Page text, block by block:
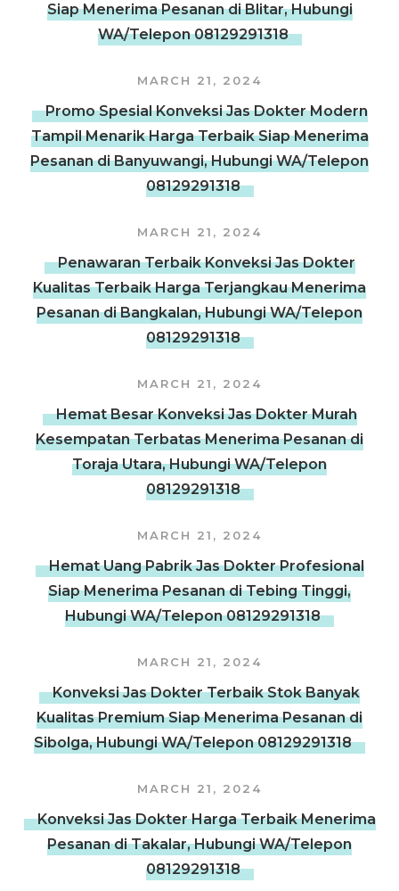
Siap Menerima Pesanan di Blitar, Hubungi
WA/Telepon 08129291318
MARCH 21, 2024
Promo Spesial Konveksi Jas Dokter Modern
Tampil Menarik Harga Terbaik Siap Menerima
Pesanan di Banyuwangi, Hubungi WA/Telepon
08129291318
MARCH 21, 2024
Penawaran Terbaik Konveksi Jas Dokter
Kualitas Terbaik Harga Terjangkau Menerima
Pesanan di Bangkalan, Hubungi WA/Telepon
08129291318
MARCH 21, 2024
Hemat Besar Konveksi Jas Dokter Murah
Kesempatan Terbatas Menerima Pesanan di
Toraja Utara, Hubungi WA/Telepon
08129291318
MARCH 21, 2024
Hemat Uang Pabrik Jas Dokter Profesional
Siap Menerima Pesanan di Tebing Tinggi,
Hubungi WA/Telepon 08129291318
MARCH 21, 2024
Konveksi Jas Dokter Terbaik Stok Banyak
Kualitas Premium Siap Menerima Pesanan di
Sibolga, Hubungi WA/Telepon 08129291318
MARCH 21, 2024
Konveksi Jas Dokter Harga Terbaik Menerima
Pesanan di Takalar, Hubungi WA/Telepon
08129291318